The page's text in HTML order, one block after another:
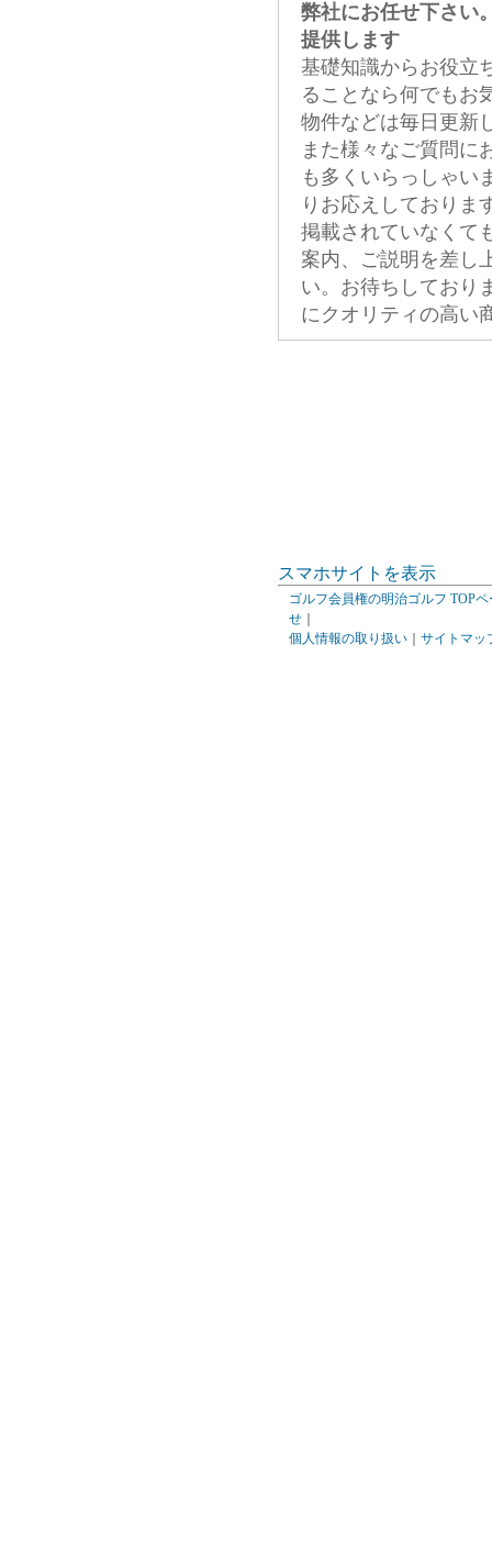
弊社にお任せ下さい
提供します
基礎知識からお役立
ることなら何でもお
物件などは毎日更新
また様々なご質問に
も多くいらっしゃい
りお応えしておりま
掲載されていなくて
案内、ご説明を差し
い。お待ちしており
にクオリティの高い
スマホサイトを表示
ゴルフ会員権の明治ゴルフ TOPペ
せ
個人情報の取り扱い
サイトマッ